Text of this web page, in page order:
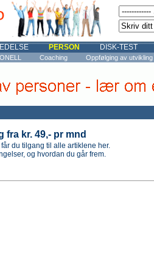
PERSON DISK-TEST
Coaching Oppfølging av utvikling
fra kr. 49,- pr mnd
du tilgang til alle artiklene her.
og hvordan du går frem.